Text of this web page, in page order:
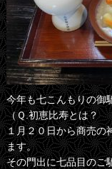
今年も七こんもりの御
（Ｑ.初恵比寿とは？
１月２０日から商売の
ます。
その門出に七品目のご